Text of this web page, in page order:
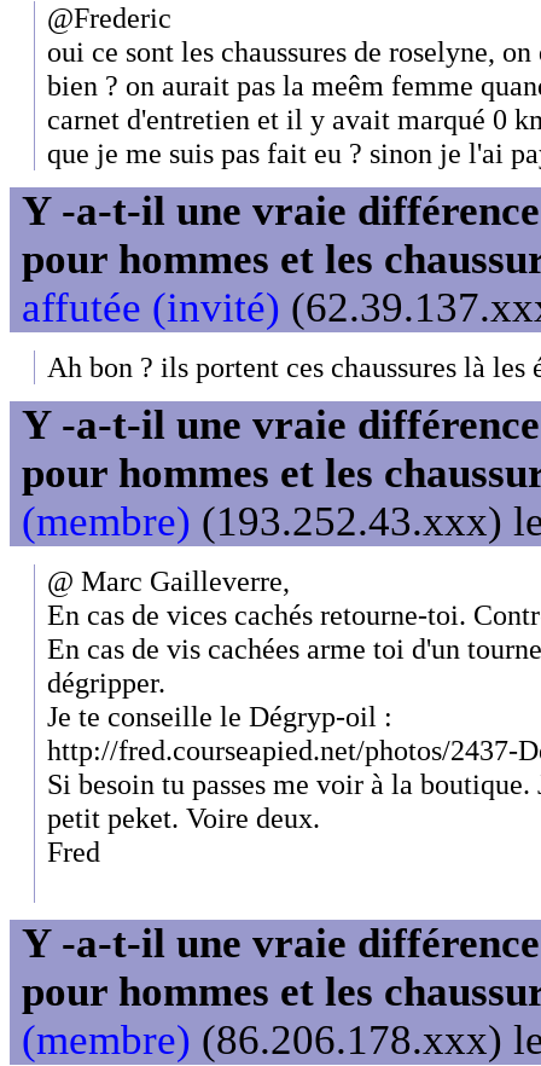
@Frederic
oui ce sont les chaussures de roselyne,
bien ? on aurait pas la meêm femme
carnet d'entretien et il y avait marqué 0
que je me suis pas fait eu ? sinon je l'ai
Y -a-t-il une vraie
pour hommes et les
affutée (invité)
Ah bon ? ils portent ces chaussures là les
Y -a-t-il une vraie
pour hommes et les
(membre) (193.252.43.xxx)
@ Marc Gailleverre,
En cas de vices cachés retourne-toi.
En cas de vis cachées arme toi d'un
dégripper.
Je te conseille le Dégryp-oil :
http://fred.courseapied.net/photos/2437-
Si besoin tu passes me voir à la
petit peket. Voire deux.
Fred
Y -a-t-il une vraie
pour hommes et les
(membre) (86.206.178.xxx)